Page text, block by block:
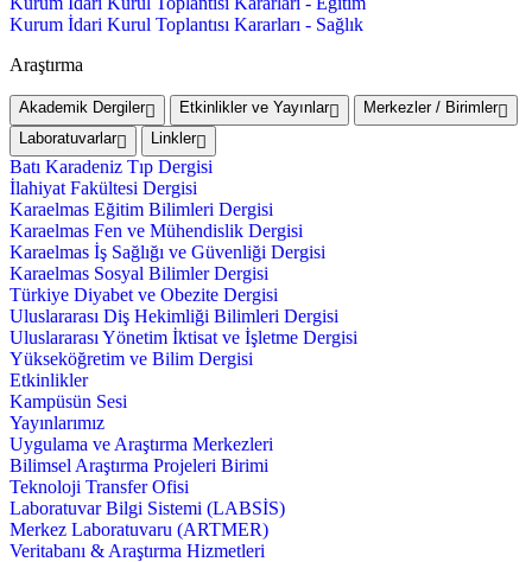
Kurum İdari Kurul Toplantısı Kararları - Sağlık
Araştırma
Akademik Dergiler Etkinlikler ve Yayınlar
Merkezler / Birimler
Laboratuvarlar
Linkler
Batı Karadeniz Tıp Dergisi
İlahiyat Fakültesi Dergisi
Karaelmas Eğitim Bilimleri Dergisi
Karaelmas Fen ve Mühendislik Dergisi
Karaelmas İş Sağlığı ve Güvenliği Dergisi
Karaelmas Sosyal Bilimler Dergisi
Türkiye Diyabet ve Obezite Dergisi
Uluslararası Diş Hekimliği Bilimleri Dergisi
Uluslararası Yönetim İktisat ve İşletme Dergisi
Yükseköğretim ve Bilim Dergisi
Etkinlikler
Kampüsün Sesi
Yayınlarımız
Uygulama ve Araştırma Merkezleri
Bilimsel Araştırma Projeleri Birimi
Teknoloji Transfer Ofisi
Laboratuvar Bilgi Sistemi (LABSİS)
Merkez Laboratuvaru (ARTMER)
Veritabanı & Araştırma Hizmetleri